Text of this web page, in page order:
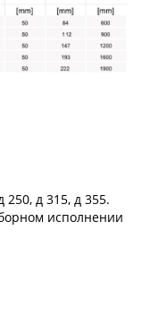
д 315, д 355.
исполнении